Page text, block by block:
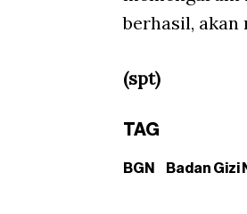
berhasil, akan
(spt)
TAG
BGN Badan Gizi